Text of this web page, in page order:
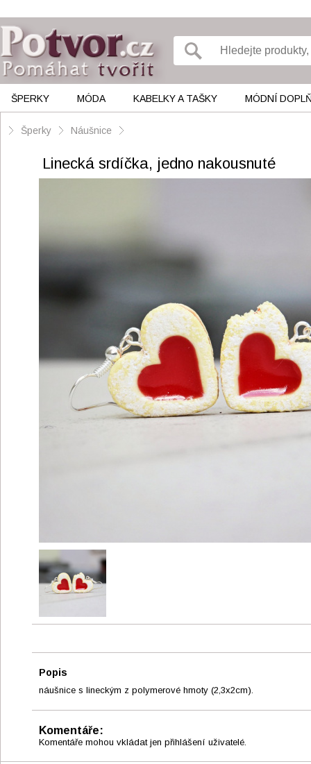
ŠPERKY MÓDA KABELKY A TAŠKY MÓDNÍ
Šperky Náušnice
Linecká srdíčka, jedno nakousnuté
Popis
náušnice s lineckým z polymerové hmoty (2,3x2cm).
Komentáře:
Komentáře mohou vkládat jen přihlášení uživatelé.